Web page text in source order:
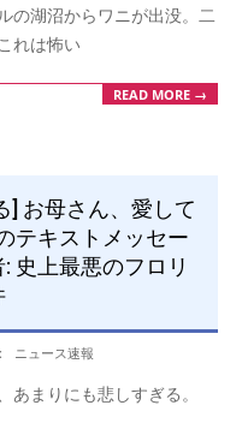
の湖沼からワニが出没。二
れは怖い
READ MORE →
] お母さん、愛して
テキストメッセー
史上最悪のフロリ
ニュース速報
あまりにも悲しすぎる。